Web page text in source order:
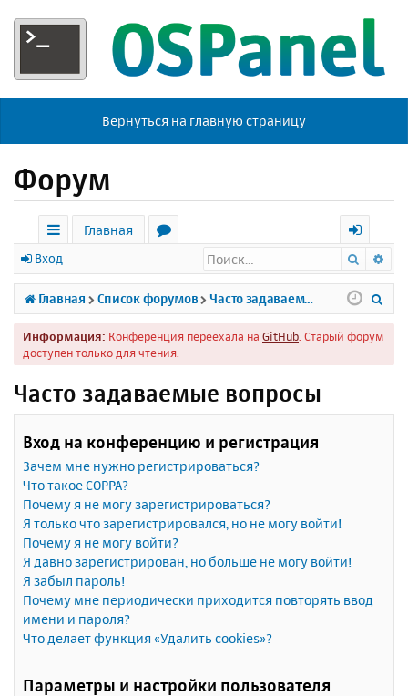
Вернуться на главную страницу
Форум
с
ы
л
к
Главная
р
у
м
х
о
д
Вход Поиск
Главная Список форумов Часто задаваемые вопросы
Информация: Конференция переехала на GitHub . Старый форум
доступен только для чтения.
Часто задаваемые вопросы
Вход на конференцию и регистрация
Зачем мне нужно регистрироваться?
Что такое COPPA?
Почему я не могу зарегистрироваться?
Я только что зарегистрировался, но не могу войти!
Почему я не могу войти?
Я давно зарегистрирован, но больше не могу войти!
Я забыл пароль!
Почему мне периодически приходится повторять ввод
имени и пароля?
Что делает функция «Удалить cookies»?
Параметры и настройки пользователя